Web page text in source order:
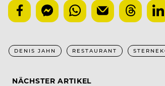
DENIS JAHN RESTAURANT
NÄCHSTER ARTIKEL